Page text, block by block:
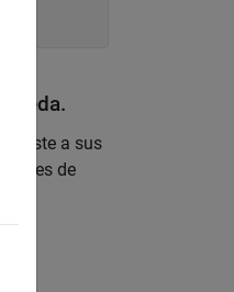
ajuste a sus
de